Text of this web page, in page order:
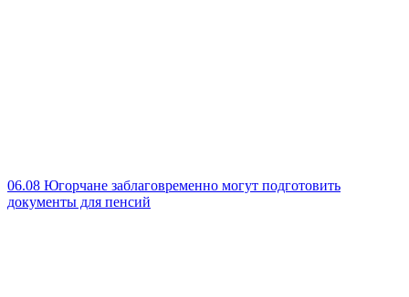
06.08 Югорчане заблаговременно могут подготовить
документы для пенсий